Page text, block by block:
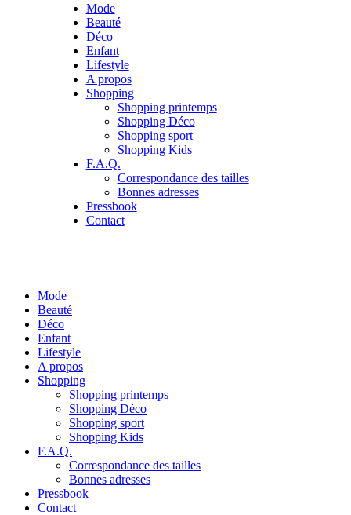
Mode
Beauté
Déco
Enfant
Lifestyle
A propos
Shopping
Shopping printemps
Shopping Déco
Shopping sport
Shopping Kids
F.A.Q.
Correspondance des tailles
Bonnes adresses
Pressbook
Contact
Mode
Beauté
Déco
Enfant
Lifestyle
A propos
Shopping
Shopping printemps
Shopping Déco
Shopping sport
Shopping Kids
F.A.Q.
Correspondance des tailles
Bonnes adresses
Pressbook
Contact